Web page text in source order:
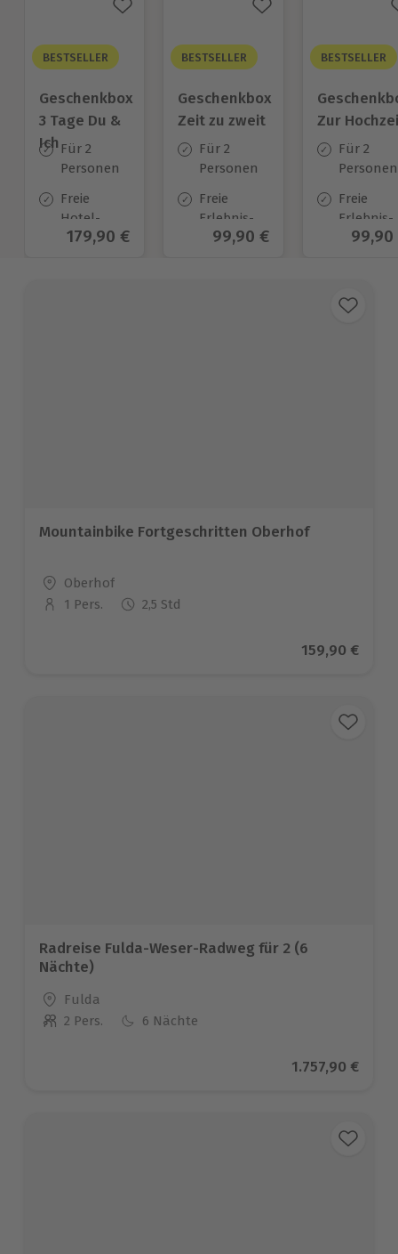
BESTSELLER
Geschenkbox
3 Tage Du &
Ich Für 2
Personen
Freie
Hotel-
Auswahl
Aktueller Preis
179,90 €
BESTSELLER
Geschenkbox
Zeit zu zweit
Für 2
Personen
Freie
Erlebnis-
Auswahl
Aktueller Preis
99,90 €
BESTSELLER
Zur
Für 2
Personen
Freie
Erlebnis-
Auswahl
99,90
Mountainbike Fortgeschritten Oberhof
Standort
Oberhof
Anzahl der Teilnehmer
1 Pers. 2,5 Std
Aktueller
159,90 €
Radreise Fulda-Weser-Radweg für 2 (6
Nächte)
Standort
Fulda
Anzahl der Teilnehmer
2 Pers. 6 Nächte
Aktueller Preis
1.757,90 €